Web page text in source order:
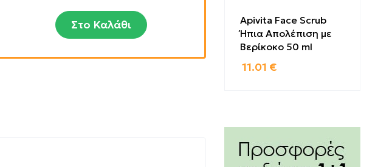
Στο Καλάθι
Apivita Face Scrub
Ήπια Απολέπιση με
Βερίκοκο 50 ml
11.01 €